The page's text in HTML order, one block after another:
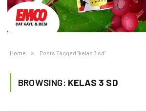
Home » Posts Tagged "kelas 3 sd"
BROWSING: KELAS 3 SD